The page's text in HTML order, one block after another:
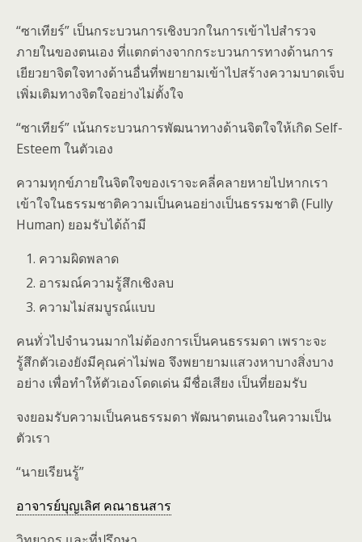
“ซาเทียร์” เป็นกระบวนการเชิงบวกในการเข้าไปสำรวจ
ภายในของตนเอง ที่แตกต่างจากกระบวนการทางด้านการ
เยียวยาจิตใจทางด้านอื่นที่พยายามเข้าไปสร้างความบาดเจ็บ
เพิ่มเติมทางจิตใจอย่างไม่ตั้งใจ
“ซาเทียร์” เน้นกระบวนการพัฒนาทางด้านจิตใจให้เกิด Self-
Esteem ในตัวเอง
ความทุกข์ภายในจิตใจของเราจะคลี่คลายหายไปหากเรา
เข้าใจในธรรมชาติความเป็นคนอย่างเป็นธรรมชาติ (Fully
Human) ยอมรับได้ถ้ามี
ความผิดพลาด
อารมณ์ความรู้สึกเชิงลบ
ความไม่สมบูรณ์แบบ
คนทั่วไปจำนวนมากไม่ต้องการเป็นคนธรรมดา เพราะจะ
รู้สึกตัวเองยังมีคุณค่าไม่พอ จึงพยายามแสวงหาบางสิ่งบาง
อย่าง เพื่อทำให้ตัวเองโดดเด่น มีชื่อเสียง เป็นที่ยอมรับ
จงยอมรับความเป็นคนธรรมดา พัฒนาตนเองในความเป็น
ตัวเรา
“นายเรียนรู้”
อาจารย์บุญเลิศ คณาธนสาร